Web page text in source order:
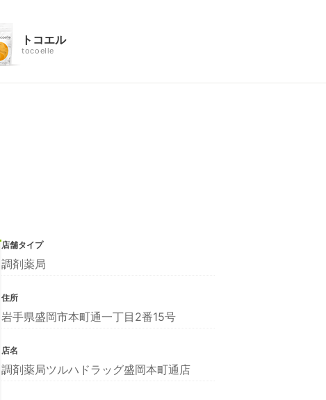
トコエル
tocoelle
店舗タイプ
調剤薬局
住所
岩手県盛岡市本町通一丁目2番15号
店名
調剤薬局ツルハドラッグ盛岡本町通店